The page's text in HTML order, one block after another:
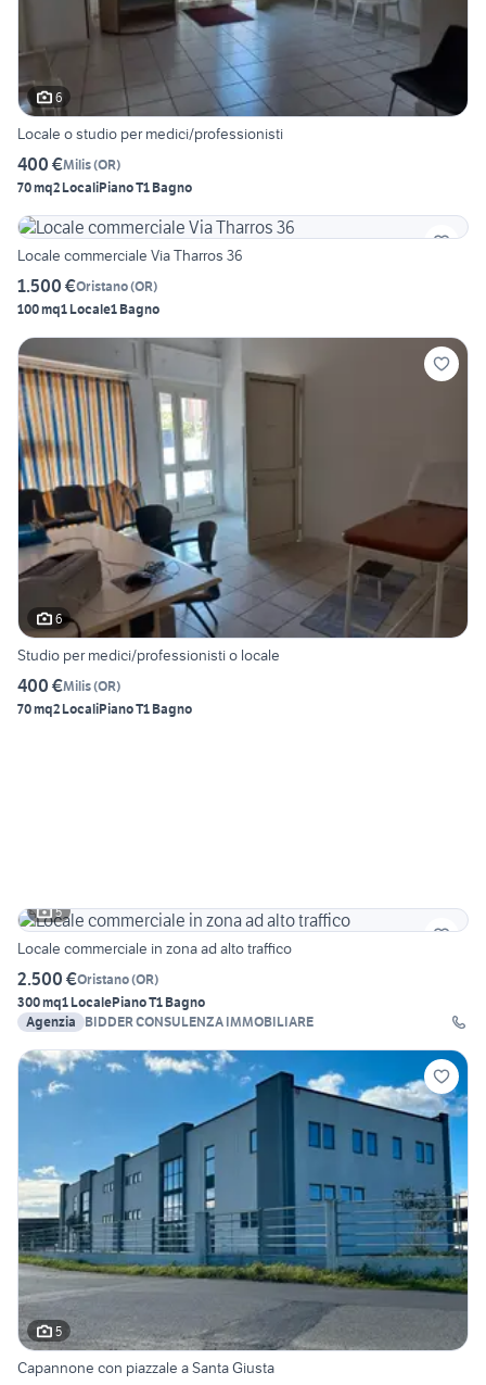
6
Locale o studio per medici/professionisti
400 €Milis(OR)
70 mq2 LocaliPiano T1 Bagno
Locale commerciale Via Tharros 36
1.500 €Oristano(OR)
100 mq1 Locale1 Bagno
6
Studio per medici/professionisti o locale
400 €Milis(OR)
70 mq2 LocaliPiano T1 Bagno
5
Locale commerciale in zona ad alto traffico
2.500 €Oristano(OR)
300 mq1 LocalePiano T1 Bagno
Agenzia
BIDDER CONSULENZA IMMOBILIARE
5
Capannone con piazzale a Santa Giusta